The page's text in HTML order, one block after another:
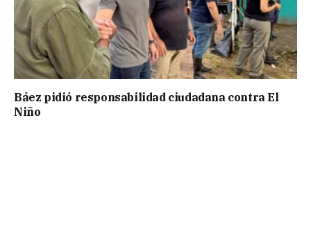
Báez pidió responsabilidad ciudadana contra El
Niño